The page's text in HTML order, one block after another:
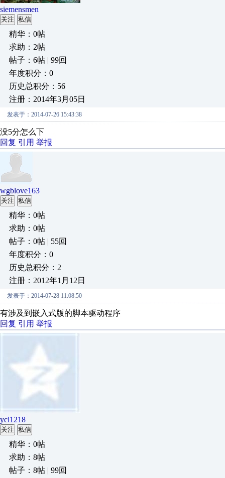
siemensmen
关注 私信
精华：0帖
求助：2帖
帖子：6帖 | 99回
年度积分：0
历史总积分：56
注册：2014年3月05日
发表于：2014-07-26 15:43:38
没5分怎么下
回复 引用 举报
wgblove163
关注 私信
精华：0帖
求助：0帖
帖子：0帖 | 55回
年度积分：0
历史总积分：2
注册：2012年1月12日
发表于：2014-07-28 11:08:50
有涉及到嵌入式版的脚本驱动程序
回复 引用 举报
ycl1218
关注 私信
精华：0帖
求助：8帖
帖子：8帖 | 99回